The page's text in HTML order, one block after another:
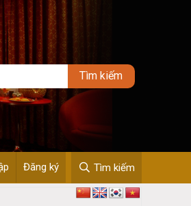
Đăng ký Tìm kiếm